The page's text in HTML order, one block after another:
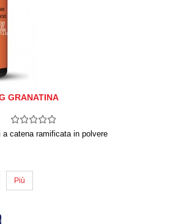
GRANATINA
catena ramificata in polvere
Più